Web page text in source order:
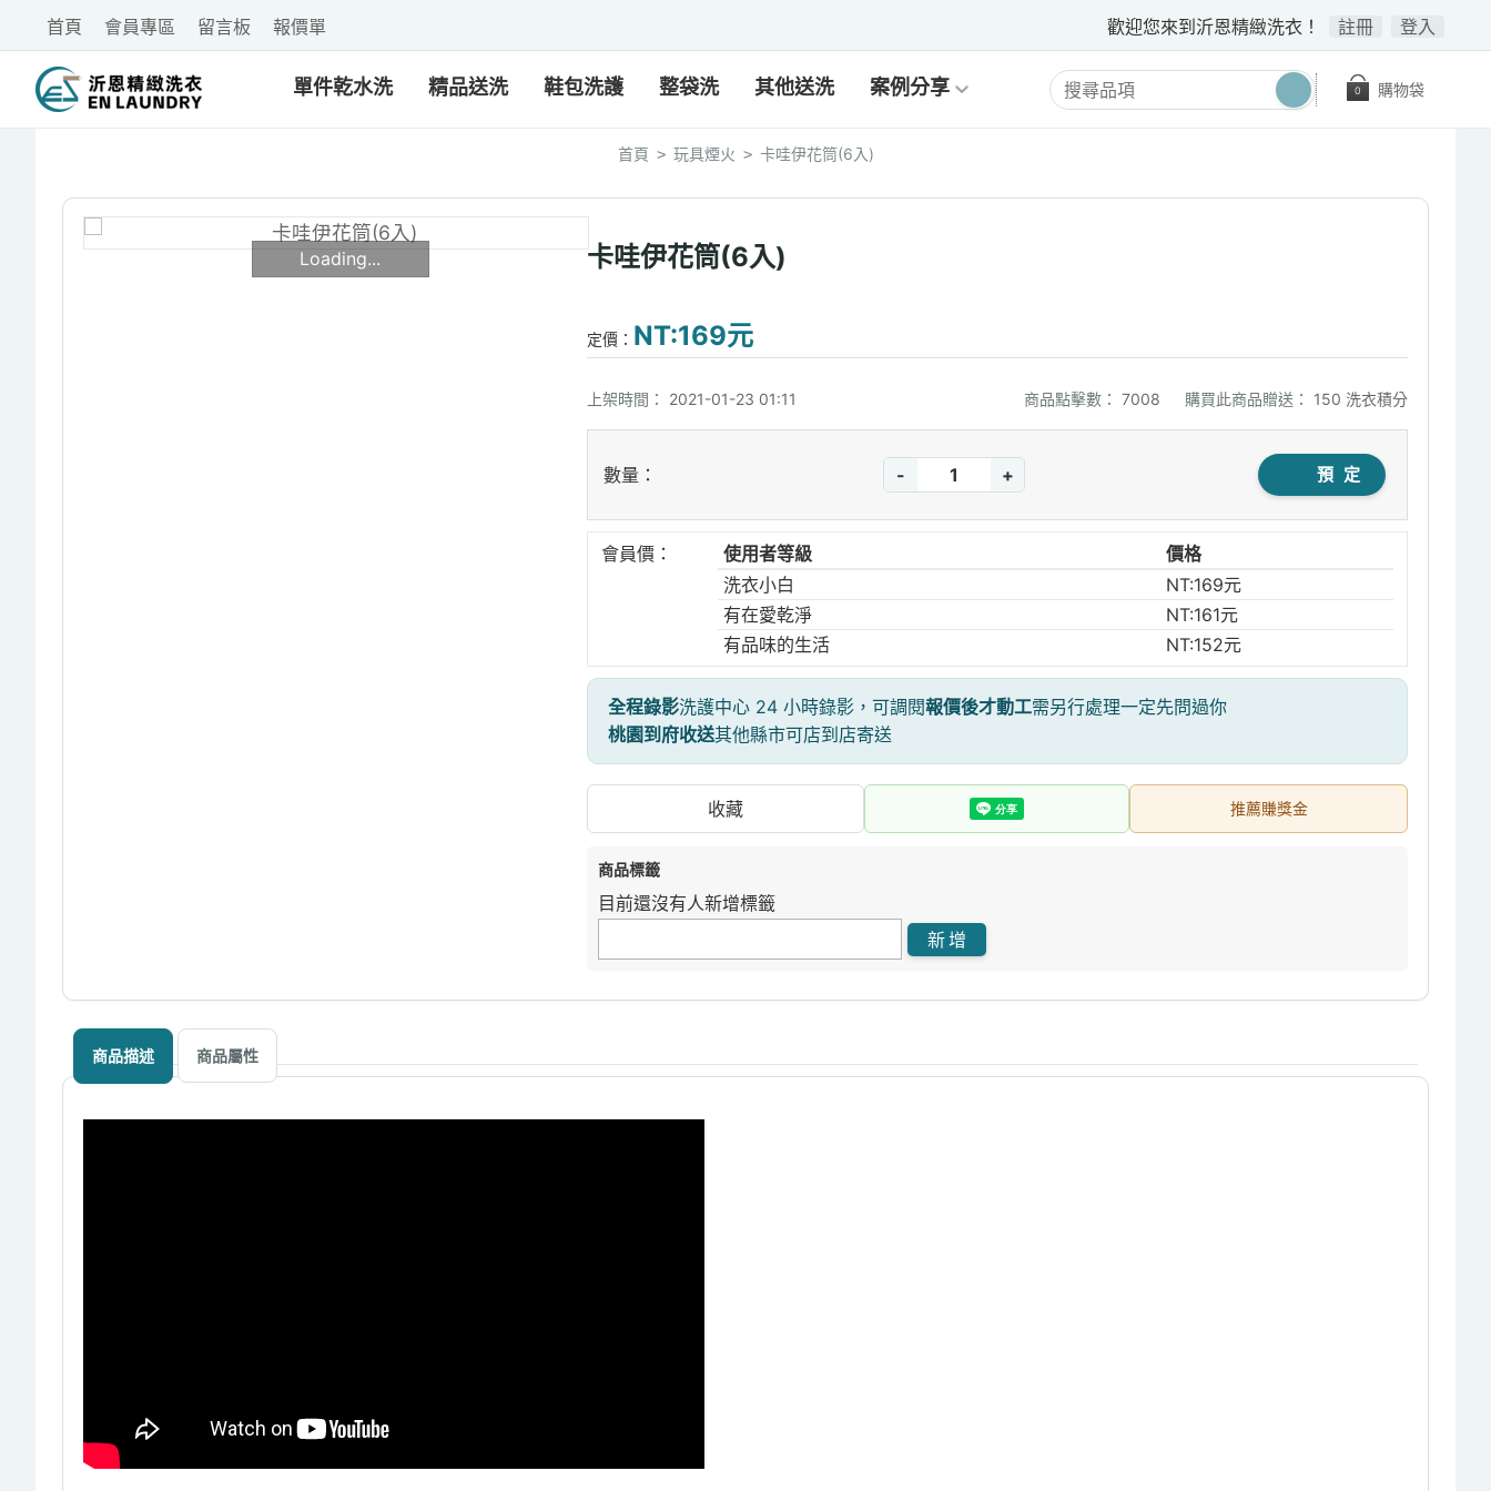
歡迎您來到沂恩精緻洗衣！ 註冊 登入
首頁 會員專區 留言板 報價單
單件乾水洗 精品送洗 鞋包洗護 整袋洗 其他送洗 案例分享 購物袋
0
首頁 > 玩具煙火 > 卡哇伊花筒(6入)
卡哇伊花筒(6入)
定價： NT:169元
上架時間： 2021-01-23 01:11 商品點擊數： 7008 購買此商品贈送： 150 洗衣積分
數量： - + 預 定
會員價： 使用者等級
價格
洗衣小白
NT:169元
有在愛乾淨
NT:161元
有品味的生活
NT:152元
全程錄影洗護中心 24 小時錄影，可調閱報價後才動工需另行處理一定先問過你
桃園到府收送其他縣市可店到店寄送
收藏 推薦賺獎金
商品標籤
目前還沒有人新增標籤
Loading...
商品描述 商品屬性